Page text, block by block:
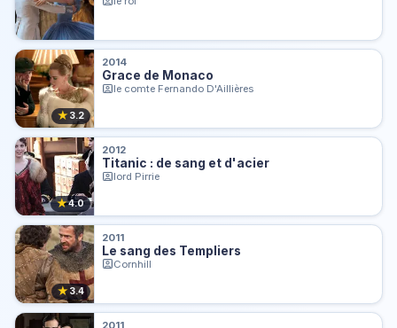
★ 3.2
2014
Grace de Monaco
le comte Fernando D'Aillières
★4.0
2012
Titanic : de sang et d'acier
lord Pirrie
★3.4
2011
Le sang des Templiers
Cornhill
2011